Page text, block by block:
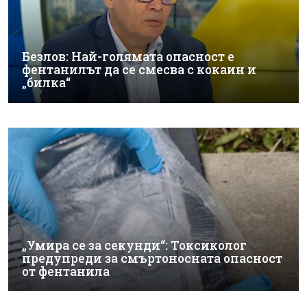
Безлов: Най-голямата опасност е
фентанилът да се смесва с кокаин и
„билка“
„Умира се за секунди“: Токсиколог
предупреди за смъртоносната опасност
от фентанила